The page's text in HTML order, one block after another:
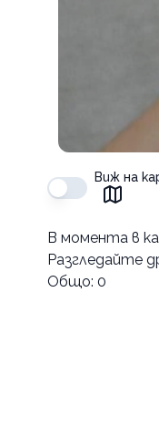
Виж на
В момента в
Разгледайте
Общо: 0